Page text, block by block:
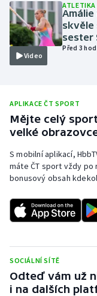
Olympijské hry
Parasport
Plážový volejbal
Ragby
Rychlobruslení
Rychlostní
Short track
Sportovní střelba
Stolní tenis
Video
ATLETIKA
Amálie
skvěle
sester
Před 3 hod
APLIKACE ČT SPORT
Mějte celý
velké
S mobilní aplikací,
máte ČT sport vždy po
bonusový obsah
SOCIÁLNÍ SÍTĚ
Odteď vám už
i na dalších